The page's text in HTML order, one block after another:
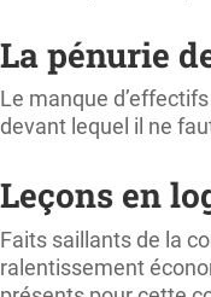
La pénurie
Le manque
devant lequel il ne
Leçons en
Faits saillants de la
ralentissement